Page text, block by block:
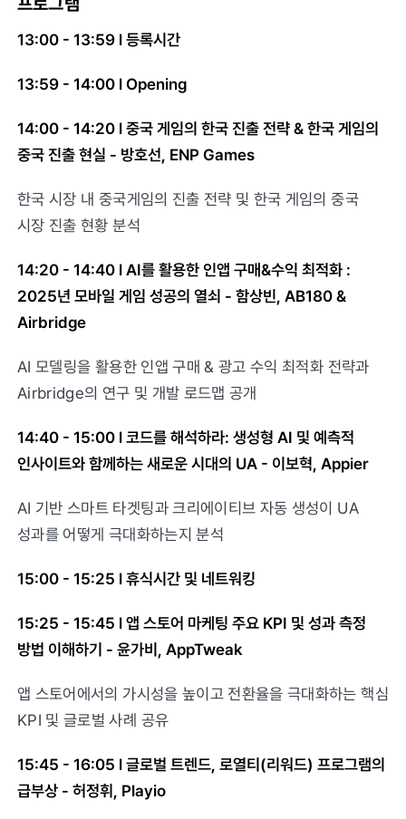
13:00 - 13:59 l 등록시간
13:59 - 14:00 l Opening
14:00 - 14:20 l 중국 게임의 한국 진출 전략 & 한국 게임의
중국 진출 현실 - 방호선, ENP Games
한국 시장 내 중국게임의 진출 전략 및 한국 게임의 중국
시장 진출 현황 분석
14:20 - 14:40 l AI를 활용한 인앱 구매&수익 최적화 :
2025년 모바일 게임 성공의 열쇠 - 함상빈, AB180 &
Airbridge
AI 모델링을 활용한 인앱 구매 & 광고 수익 최적화 전략과
Airbridge의 연구 및 개발 로드맵 공개
14:40 - 15:00 l 코드를 해석하라: 생성형 AI 및 예측적
인사이트와 함께하는 새로운 시대의 UA - 이보혁, Appier
AI 기반 스마트 타겟팅과 크리에이티브 자동 생성이 UA
성과를 어떻게 극대화하는지 분석
15:00 - 15:25 l 휴식시간 및 네트워킹
15:25 - 15:45 l 앱 스토어 마케팅 주요 KPI 및 성과 측정
방법 이해하기 - 윤가비, AppTweak
앱 스토어에서의 가시성을 높이고 전환율을 극대화하는 핵심
KPI 및 글로벌 사례 공유
15:45 - 16:05 l 글로벌 트렌드, 로열티(리워드) 프로그램의
급부상 - 허정휘, Playio